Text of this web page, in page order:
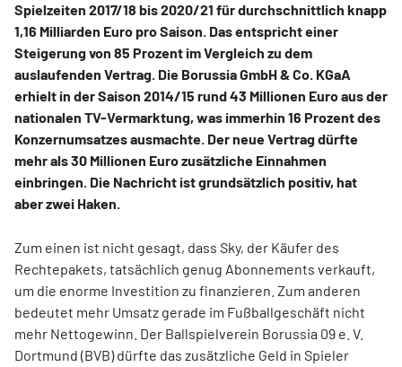
Spielzeiten 2017/18 bis 2020/21 für durchschnittlich knapp
1,16 Milliarden Euro pro Saison. Das entspricht einer
Steigerung von 85 Prozent im Vergleich zu dem
auslaufenden Vertrag. Die Borussia GmbH & Co. KGaA
erhielt in der Saison 2014/15 rund 43 Millionen Euro aus der
nationalen TV-Vermarktung, was immerhin 16 Prozent des
Konzernumsatzes ausmachte. Der neue Vertrag dürfte
mehr als 30 Millionen Euro zusätzliche Einnahmen
einbringen. Die Nachricht ist grundsätzlich positiv, hat
aber zwei Haken.
Zum einen ist nicht gesagt, dass Sky, der Käufer des
Rechtepakets, tatsächlich genug Abonnements verkauft,
um die enorme Investition zu finanzieren. Zum anderen
bedeutet mehr Umsatz gerade im Fußballgeschäft nicht
mehr Nettogewinn. Der Ballspielverein Borussia 09 e. V.
Dortmund (BVB) dürfte das zusätzliche Geld in Spieler